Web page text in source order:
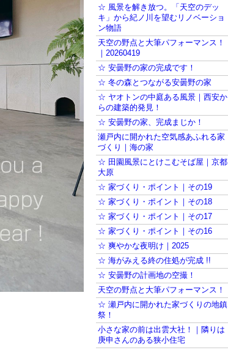
☆ 風景を解き放つ。「天空のデッ
キ」から紀ノ川を望むリノベーショ
ン物語
天空の野点と大筆パフォーマンス！
｜20260419
☆ 安曇野の家の完成です！
☆ 冬の森とつながる安曇野の家
☆ ヤオトンの中庭ある風景｜西安か
らの建築的発見！
☆ 安曇野の家、完成まじか！
瀬戸内に開かれた空気感あふれる家
づくり｜海の家
☆ 田園風景にとけこむそば屋｜京都
大原
☆ 家づくり・ポイント｜その19
☆ 家づくり・ポイント｜その18
☆ 家づくり・ポイント｜その17
☆ 家づくり・ポイント｜その16
☆ 爽やかな夜明け｜2025
☆ 海がみえる終の住処が完成 !!
☆ 安曇野の計画地の空撮！
天空の野点と大筆パフォーマンス！
☆ 瀬戸内に開かれた家づくりの地鎮
祭！
小さな家の前は出雲大社！｜隣りは
庚申さんのある狭小住宅